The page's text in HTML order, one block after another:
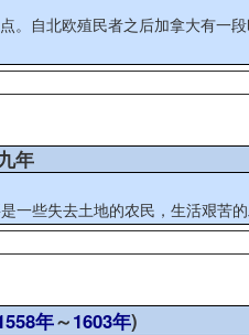
自北欧殖民者之后加拿大有一
年
民。最初的北美移民主要是一些失去土地的农
年～1603年)